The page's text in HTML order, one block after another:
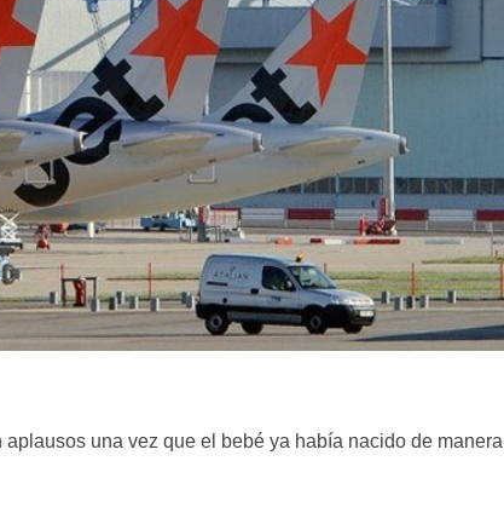
una vez que el bebé ya había nacido de manera